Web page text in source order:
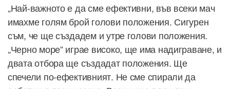
„Най-важното е да сме ефективни, във всеки мач
имахме голям брой голови положения. Сигурен
съм, че ще създадем и утре голови положения.
„Черно море“ играе високо, ще има надиграване, и
двата отбора ще създадат положения. Ще
спечели по-ефективният. Не сме спирали да